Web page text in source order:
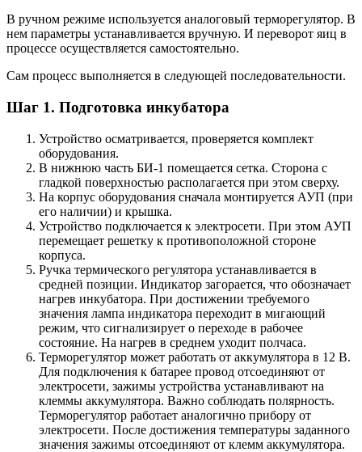
В ручном режиме используется аналоговый терморегулятор. В
нем параметры устанавливается вручную. И переворот яиц в
процессе осуществляется самостоятельно.
Сам процесс выполняется в следующей последовательности.
Шаг 1. Подготовка инкубатора
Устройство осматривается, проверяется комплект
оборудования.
В нижнюю часть БИ-1 помещается сетка. Сторона с
гладкой поверхностью располагается при этом сверху.
На корпус оборудования сначала монтируется АУП (при
его наличии) и крышка.
Устройство подключается к электросети. При этом АУП
перемещает решетку к противоположной стороне
корпуса.
Ручка термического регулятора устанавливается в
средней позиции. Индикатор загорается, что обозначает
нагрев инкубатора. При достижении требуемого
значения лампа индикатора переходит в мигающий
режим, что сигнализирует о переходе в рабочее
состояние. На нагрев в среднем уходит полчаса.
Терморегулятор может работать от аккумулятора в 12 В.
Для подключения к батарее провод отсоединяют от
электросети, зажимы устройства устанавливают на
клеммы аккумулятора. Важно соблюдать полярность.
Терморегулятор работает аналогично прибору от
электросети. После достижения температуры заданного
значения зажимы отсоединяют от клемм аккумулятора.